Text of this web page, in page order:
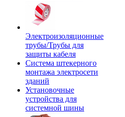
Электроизоляционные
трубы/Трубы для
защиты кабеля
Система штекерного
монтажа электросети
зданий
Установочные
устройства для
системной шины